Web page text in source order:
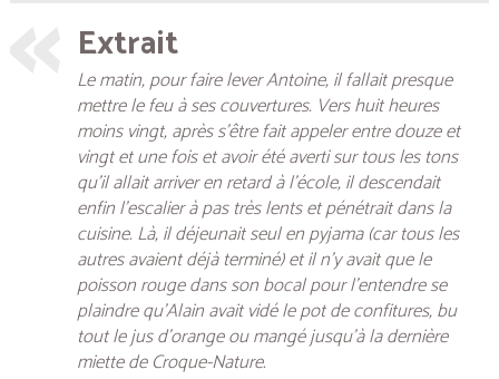
Extrait
Le matin, pour faire lever Antoine, il fallait presque
mettre le feu à ses couvertures. Vers huit heures
moins vingt, après s’être fait appeler entre douze et
vingt et une fois et avoir été averti sur tous les tons
qu’il allait arriver en retard à l’école, il descendait
enfin l’escalier à pas très lents et pénétrait dans la
cuisine. Là, il déjeunait seul en pyjama (car tous les
autres avaient déjà terminé) et il n’y avait que le
poisson rouge dans son bocal pour l’entendre se
plaindre qu’Alain avait vidé le pot de confitures, bu
tout le jus d’orange ou mangé jusqu’à la dernière
miette deCroque-Nature.